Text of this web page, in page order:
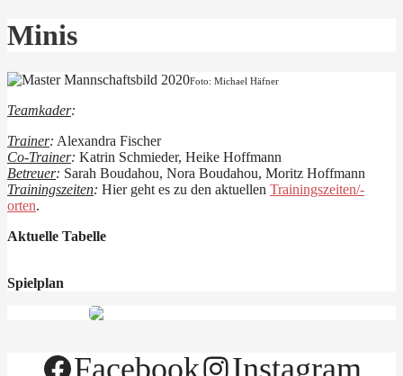
Minis
Foto: Michael Häfner
Teamkader:
Trainer: Alexandra Fischer
Co-Trainer: Katrin Schmieder, Heike Hoffmann
Betreuer: Sarah Boudahou, Nora Boudahou, Moritz Hoffmann
Trainingszeiten: Hier geht es zu den aktuellen Trainingszeiten/-
orten.
Aktuelle Tabelle
Spielplan
Facebook Instagram